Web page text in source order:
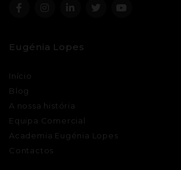
Eugénia Lopes
Início
Blog
A nossa história
Equipa Comercial
Academia Eugénia Lopes
Contactos